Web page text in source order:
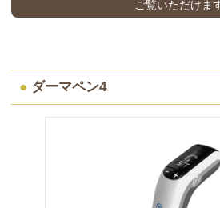
ご覧いただけま
● ダーマペン4